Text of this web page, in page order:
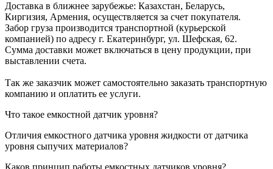
Доставка в ближнее зарубежье: Казахстан, Беларусь,
Киргизия, Армения, осуществляется за счет покупателя.
Забор груза производится транспортной (курьерской
компанией) по адресу г. Екатеринбург, ул. Шефская, 62.
Сумма доставки может включаться в цену продукции, при
выставлении счета.
Так же заказчик может самостоятельно заказать транспортную
компанию и оплатить ее услуги.
Что такое емкостной датчик уровня?
Отличия емкостного датчика уровня жидкости от датчика
уровня сыпучих материалов?